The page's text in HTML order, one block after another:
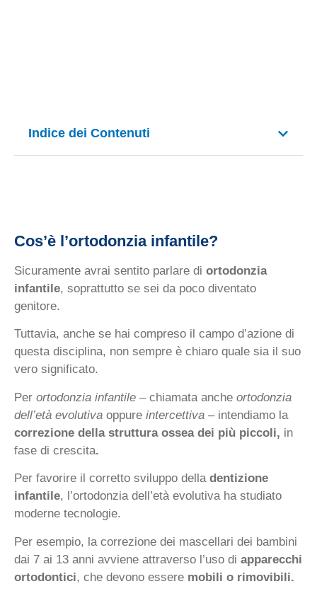
Indice dei Contenuti
Cos’è l’ortodonzia infantile?
Sicuramente avrai sentito parlare di ortodonzia
infantile, soprattutto se sei da poco diventato
genitore.
Tuttavia, anche se hai compreso il campo d’azione di
questa disciplina, non sempre è chiaro quale sia il suo
vero significato.
Per ortodonzia infantile – chiamata anche ortodonzia
dell’età evolutiva oppure intercettiva –intendiamo la
correzione della struttura ossea dei più piccoli, in
fase di crescita.
Per favorire il corretto sviluppo della dentizione
infantile, l’ortodonzia dell’età evolutiva ha studiato
moderne tecnologie.
Per esempio, la correzione dei mascellari dei bambini
dai 7 ai 13 anni avviene attraverso l’uso di apparecchi
ortodontici, che devono essere mobili o rimovibili.